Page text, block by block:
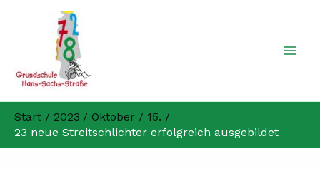
Start 2023 Oktober
15.
23 neue Streitschlichter erfolgreich ausgebildet